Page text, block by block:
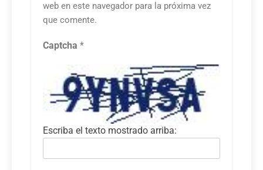
web en este navegador para la próxima vez
que comente.
Captcha *
Escriba el texto mostrado arriba: